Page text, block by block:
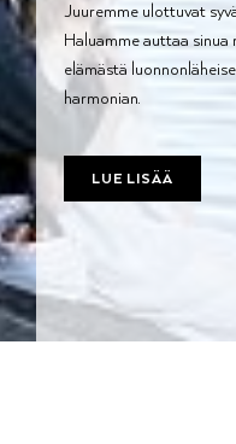
Juuremme ulottuvat
Haluamme auttaa
elämästä
harmonian.
LUE LISÄÄ